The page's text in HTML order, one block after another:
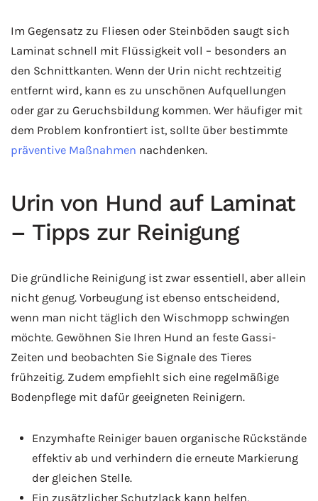
Im Gegensatz zu Fliesen oder Steinböden saugt sich
Laminat schnell mit Flüssigkeit voll – besonders an
den Schnittkanten. Wenn der Urin nicht rechtzeitig
entfernt wird, kann es zu unschönen Aufquellungen
oder gar zu Geruchsbildung kommen. Wer häufiger mit
dem Problem konfrontiert ist, sollte über bestimmte
präventive Maßnahmen nachdenken.
Urin von Hund auf Laminat
– Tipps zur Reinigung
Die gründliche Reinigung ist zwar essentiell, aber allein
nicht genug. Vorbeugung ist ebenso entscheidend,
wenn man nicht täglich den Wischmopp schwingen
möchte. Gewöhnen Sie Ihren Hund an feste Gassi-
Zeiten und beobachten Sie Signale des Tieres
frühzeitig. Zudem empfiehlt sich eine regelmäßige
Bodenpflege mit dafür geeigneten Reinigern.
Enzymhafte Reiniger bauen organische Rückstände
effektiv ab und verhindern die erneute Markierung
der gleichen Stelle.
Ein zusätzlicher Schutzlack kann helfen,